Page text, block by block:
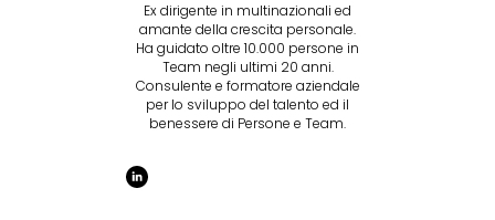
Ex dirigente in multinazionali ed
amante della crescita personale.
Ha guidato oltre 10.000 persone in
Team negli ultimi 20 anni.
Consulente e formatore aziendale
per lo sviluppo del talento ed il
benessere di Persone e Team.